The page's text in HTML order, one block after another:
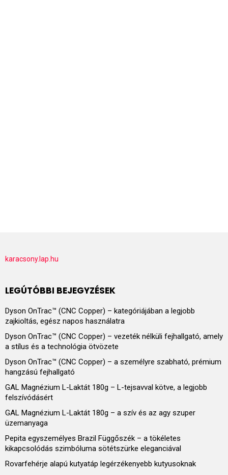
karacsony.lap.hu
LEGÚTÓBBI BEJEGYZÉSEK
Dyson OnTrac™ (CNC Copper) – kategóriájában a legjobb
zajkioltás, egész napos használatra
Dyson OnTrac™ (CNC Copper) – vezeték nélküli fejhallgató, amely
a stílus és a technológia ötvözete
Dyson OnTrac™ (CNC Copper) – a személyre szabható, prémium
hangzású fejhallgató
GAL Magnézium L-Laktát 180g – L-tejsavval kötve, a legjobb
felszívódásért
GAL Magnézium L-Laktát 180g – a szív és az agy szuper
üzemanyaga
Pepita egyszemélyes Brazil Függőszék – a tökéletes
kikapcsolódás szimbóluma sötétszürke eleganciával
Rovarfehérje alapú kutyatáp legérzékenyebb kutyusoknak